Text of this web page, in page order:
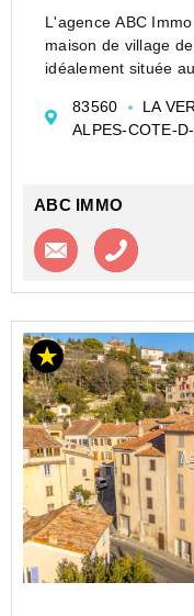
L'agence ABC
maison de village
idéalement située
20m².
L'accès à la
83560 LA
ALPES-COTE-
ABC IMMO
Contacter